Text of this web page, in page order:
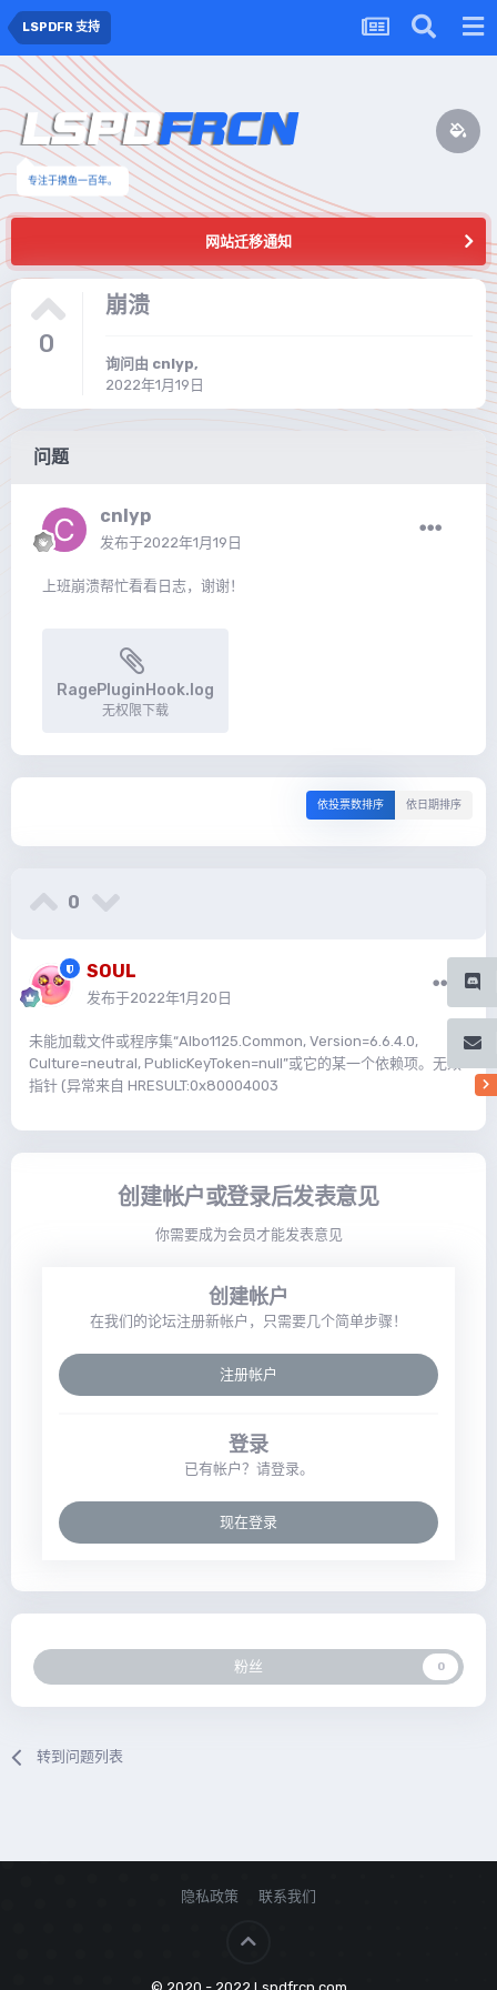
LSPDFR 支持
专注于摸鱼一百年。
网站迁移通知
0
崩溃
询问由 cnlyp,
2022年1月19日
问题
cnlyp
发布于2022年1月19日
上班崩溃帮忙看看日志，谢谢！
RagePluginHook.log
无权限下载
依投票数排序 依日期排序
0
SOUL
发布于2022年1月20日
未能加载文件或程序集“Albo1125.Common, Version=6.6.4.0,
Culture=neutral, PublicKeyToken=null”或它的某一个依赖项。无效
指针 (异常来自 HRESULT:0x80004003
创建帐户或登录后发表意见
你需要成为会员才能发表意见
创建帐户
在我们的论坛注册新帐户，只需要几个简单步骤！
注册帐户
登录
已有帐户？请登录。
现在登录
粉丝 0
转到问题列表
隐私政策 联系我们